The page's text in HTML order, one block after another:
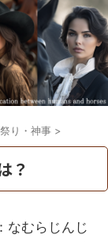
り・神事 >
？
なむらじんじ